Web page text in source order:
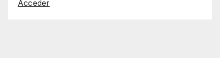
Acceder